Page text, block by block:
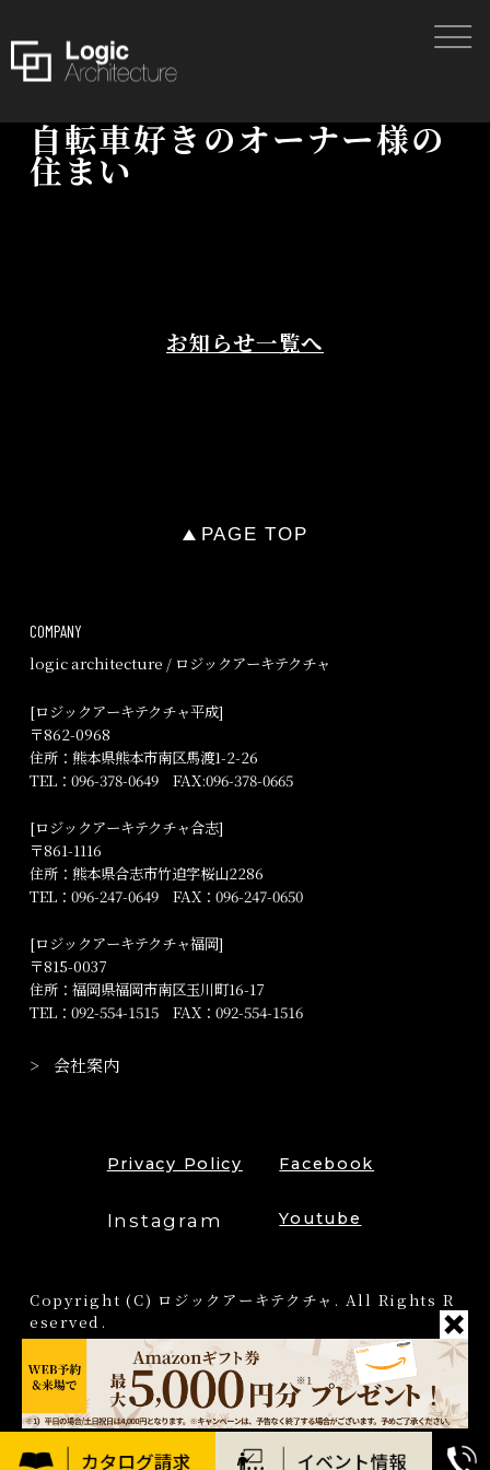
自転車好きのオーナー様の
住まい
お知らせ一覧へ
PAGE TOP
COMPANY
logic architecture / ロジックアーキテクチャ
[ロジックアーキテクチャ平成]
〒862-0968
住所：熊本県熊本市南区馬渡1-2-26
TEL： 096-378-0649FAX:096-378-0665
[ロジックアーキテクチャ合志]
〒861-1116
住所：熊本県合志市竹迫字桜山2286
TEL： 096-247-0649FAX：096-247-0650
[ロジックアーキテクチャ福岡]
〒815-0037
住所：福岡県福岡市南区玉川町16-17
TEL： 092-554-1515FAX：092-554-1516
会社案内
Copyright (C) ロジックアーキテクチャ. All Rights R
eserved.
Privacy Policy Facebook
Instagram Youtube